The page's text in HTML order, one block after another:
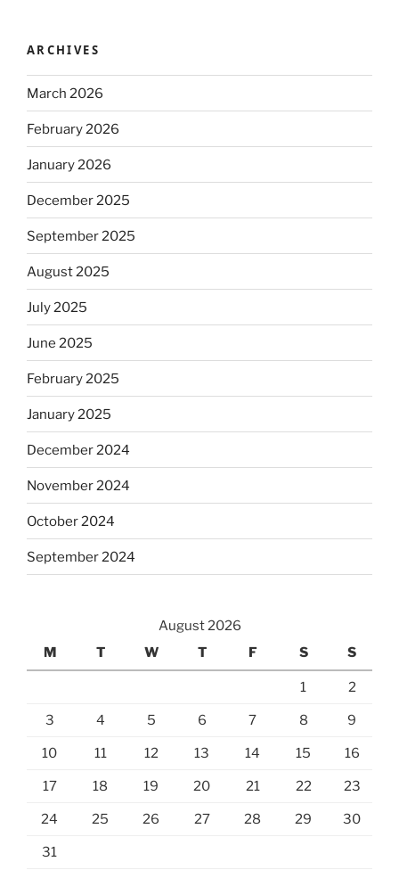
ARCHIVES
March 2026
February 2026
January 2026
December 2025
September 2025
August 2025
July 2025
June 2025
February 2025
January 2025
December 2024
November 2024
October 2024
September 2024
August 2026
M
T W T F S S
1 2
3 4 5 6 7 8 9
10 11 12 13 14 15 16
17 18 19 20 21 22 23
24 25 26 27 28 29 30
31